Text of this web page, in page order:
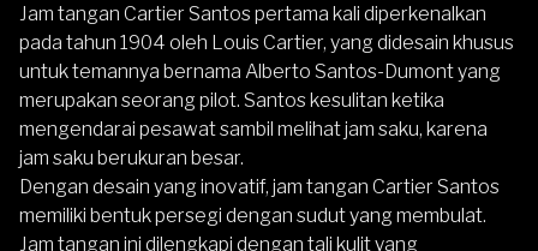
Jam tangan Cartier Santos pertama kali diperkenalkan
pada tahun 1904 oleh Louis Cartier, yang didesain khusus
untuk temannya bernama Alberto Santos-Dumont yang
merupakan seorang pilot. Santos kesulitan ketika
mengendarai pesawat sambil melihat jam saku, karena
jam saku berukuran besar.
Dengan desain yang inovatif, jam tangan Cartier Santos
memiliki bentuk persegi dengan sudut yang membulat.
Jam tangan ini dilengkapi dengan tali kulit yang